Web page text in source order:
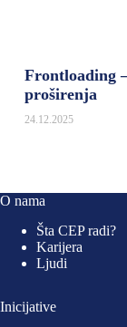
Frontloading
proširenja
24.12.2025
O nama
Šta CEP radi?
Karijera
Ljudi
Inicijative